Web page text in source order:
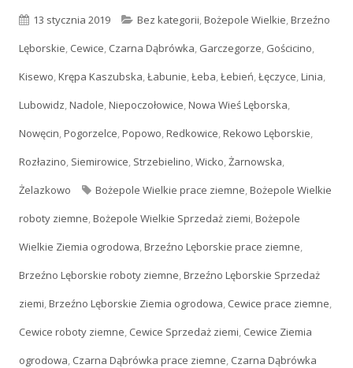
Opublikowano
13 stycznia 2019 Kategorie
Bez kategorii,Bożepole Wielkie,Brzeźno
Lęborskie, Cewice, Czarna Dąbrówka, Garczegorze, Gościcino,
Kisewo,Krępa Kaszubska,Łabunie,Łeba,Łebień,Łęczyce,Linia,
Lubowidz,Nadole,Niepoczołowice,Nowa Wieś Lęborska,
Nowęcin,Pogorzelce,Popowo,Redkowice,Rekowo Lęborskie,
Rozłazino, Siemirowice, Strzebielino,Wicko,Żarnowska,
Żelazkowo
Tagi
Bożepole Wielkie prace ziemne,Bożepole Wielkie
roboty ziemne,Bożepole Wielkie Sprzedaż ziemi,Bożepole
Wielkie Ziemia ogrodowa,Brzeźno Lęborskie prace ziemne,
Brzeźno Lęborskie roboty ziemne,Brzeźno Lęborskie Sprzedaż
ziemi,Brzeźno Lęborskie Ziemia ogrodowa, Cewice prace ziemne,
Cewice roboty ziemne, Cewice Sprzedaż ziemi, Cewice Ziemia
ogrodowa, Czarna Dąbrówka prace ziemne, Czarna Dąbrówka